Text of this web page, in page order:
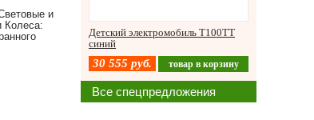
и
Колеса:
Детский электромобиль T100TT
синий
30 555 руб. товар в корзину
Все спецпредложения